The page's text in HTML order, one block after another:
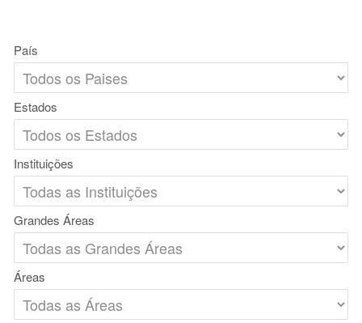
País
Estados
Instituições
Grandes Áreas
Áreas